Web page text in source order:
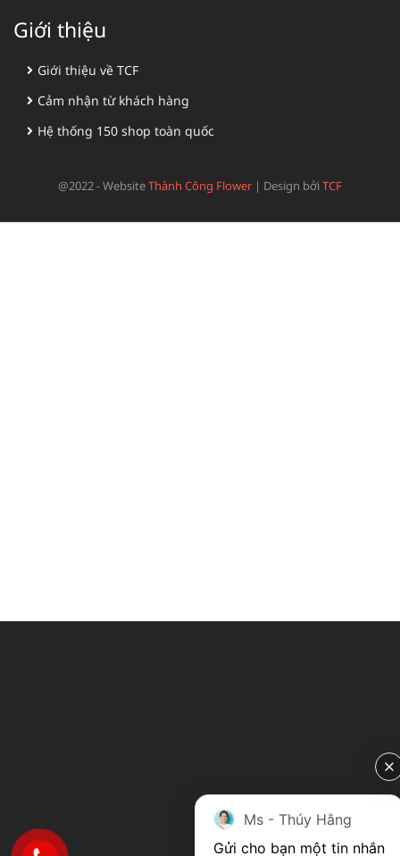
Giới thiệu
Giới thiệu về TCF
Cảm nhận từ khách hàng
Hệ thống 150 shop toàn quốc
@2022 - WebsiteThành Công Flower | Design bởiTCF
Ms - Thúy Hằng
Gửi cho bạn một tin nhắn